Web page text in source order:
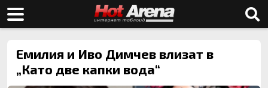
Емилия и Иво Димчев влизат в
„Като две капки вода“